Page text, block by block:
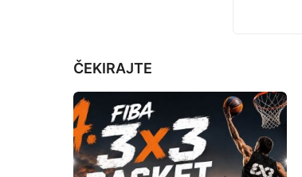
t
i
o
n
ČEKIRAJTE